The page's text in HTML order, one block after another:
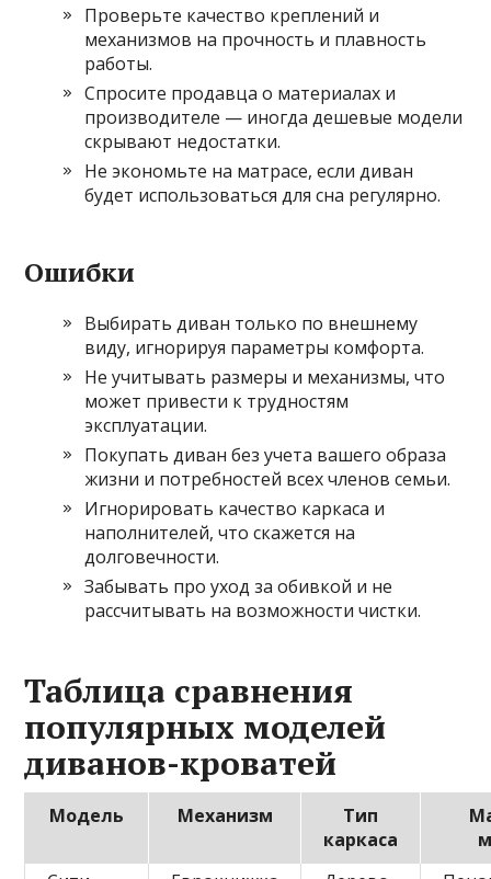
Проверьте качество креплений и
механизмов на прочность и плавность
работы.
Спросите продавца о материалах и
производителе — иногда дешевые модели
скрывают недостатки.
Не экономьте на матрасе, если диван
будет использоваться для сна регулярно.
Ошибки
Выбирать диван только по внешнему
виду, игнорируя параметры комфорта.
Не учитывать размеры и механизмы, что
может привести к трудностям
эксплуатации.
Покупать диван без учета вашего образа
жизни и потребностей всех членов семьи.
Игнорировать качество каркаса и
наполнителей, что скажется на
долговечности.
Забывать про уход за обивкой и не
рассчитывать на возможности чистки.
Таблица сравнения
популярных моделей
диванов-кроватей
Модель Механизм
Тип
каркаса